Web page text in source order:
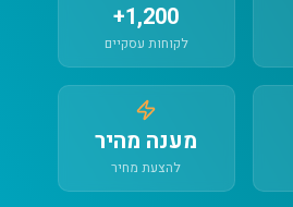
1,200+
לקוחות עסקיים
מענה מהיר
להצעת מחיר